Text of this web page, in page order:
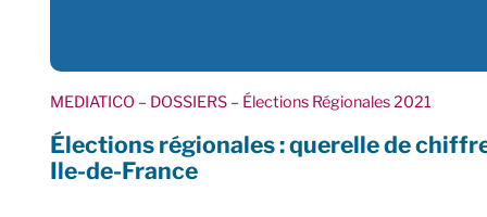
MEDIATICO – DOSSIERS – Élections Régionales 2021
Élections régionales : querelle de
Ile-de-France